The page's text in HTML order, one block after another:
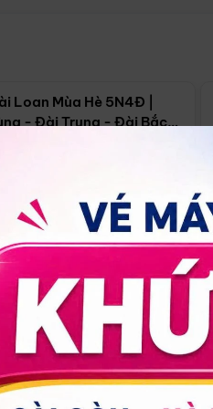
Loan Mùa Hè 5N4Đ |
- Đài Trung - Đài Bắc
18/09